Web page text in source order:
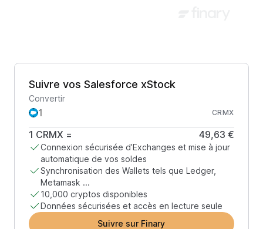
Suivre vos Salesforce xStock
Convertir
CRMX
1 CRMX = 49,63 €
Connexion sécurisée d’Exchanges et mise à jour
automatique de vos soldes
Synchronisation des Wallets tels que Ledger,
Metamask ...
10,000 cryptos disponibles
Données sécurisées et accès en lecture seule
Suivre sur Finary